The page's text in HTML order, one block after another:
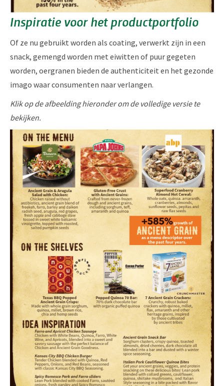
Inspiratie voor het productportfolio
Of ze nu gebruikt worden als coating, verwerkt zijn in een
snack, gemengd worden met eiwitten of puur gegeten
worden, oergranen bieden de authenticiteit en het gezonde
imago waar consumenten naar verlangen.
Klik op de afbeelding hieronder om de volledige versie te
bekijken.